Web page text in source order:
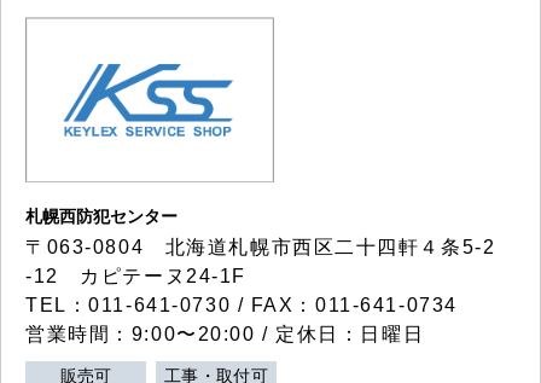
札幌西防犯センター
〒063-0804 北海道札幌市西区二十四軒４条5-2
-12 カピテーヌ24-1F
TEL：011-641-0730 / FAX：011-641-0734
営業時間：9:00〜20:00 / 定休日：日曜日
販売可 工事・取付可